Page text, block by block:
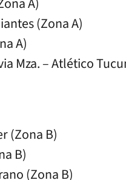
(Zona A)
A)
Mza. – Atlético
(Zona B)
B)
(Zona B)